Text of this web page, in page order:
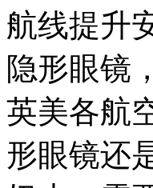
航线提升
隐形眼镜
英美各航
形眼镜还